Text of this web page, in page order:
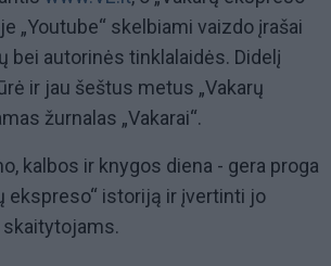
„Youtube“ skelbiami vaizdo įrašai
bei autorinės tinklalaidės. Didelį
ir jau šeštus metus „Vakarų
žurnalas „Vakarai“.
kalbos ir knygos diena - gera proga
ekspreso“ istoriją ir įvertinti jo
skaitytojams.